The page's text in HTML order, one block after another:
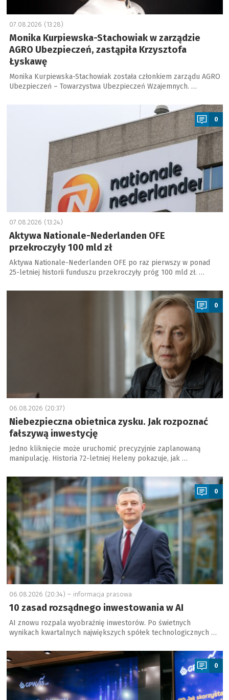
07.08.2026 (13:28)
Monika Kurpiewska-Stachowiak w zarządzie
AGRO Ubezpieczeń, zastąpiła Krzysztofa
Łyskawę
Monika Kurpiewska-Stachowiak została członkiem zarządu AGRO
Ubezpieczeń – Towarzystwa Ubezpieczeń Wzajemnych. …
0
07.08.2026 (13:24)
Aktywa Nationale-Nederlanden OFE
przekroczyły 100 mld zł
Aktywa Nationale-Nederlanden OFE po raz pierwszy w ponad
25-letniej historii funduszu przekroczyły próg 100 mld zł. …
a
0
06.08.2026 (20:37)
Niebezpieczna obietnica zysku. Jak rozpoznać
fałszywą inwestycję
Jedno kliknięcie może uruchomić precyzyjnie zaplanowaną
manipulację. Historia 72-letniej Heleny pokazuje, jak …
a
0
06.08.2026 (20:34) – informacja prasowa
10 zasad rozsądnego inwestowania w AI
AI znowu rozpala wyobraźnię inwestorów. Po świetnych
wynikach kwartalnych największych spółek technologicznych …
a
0